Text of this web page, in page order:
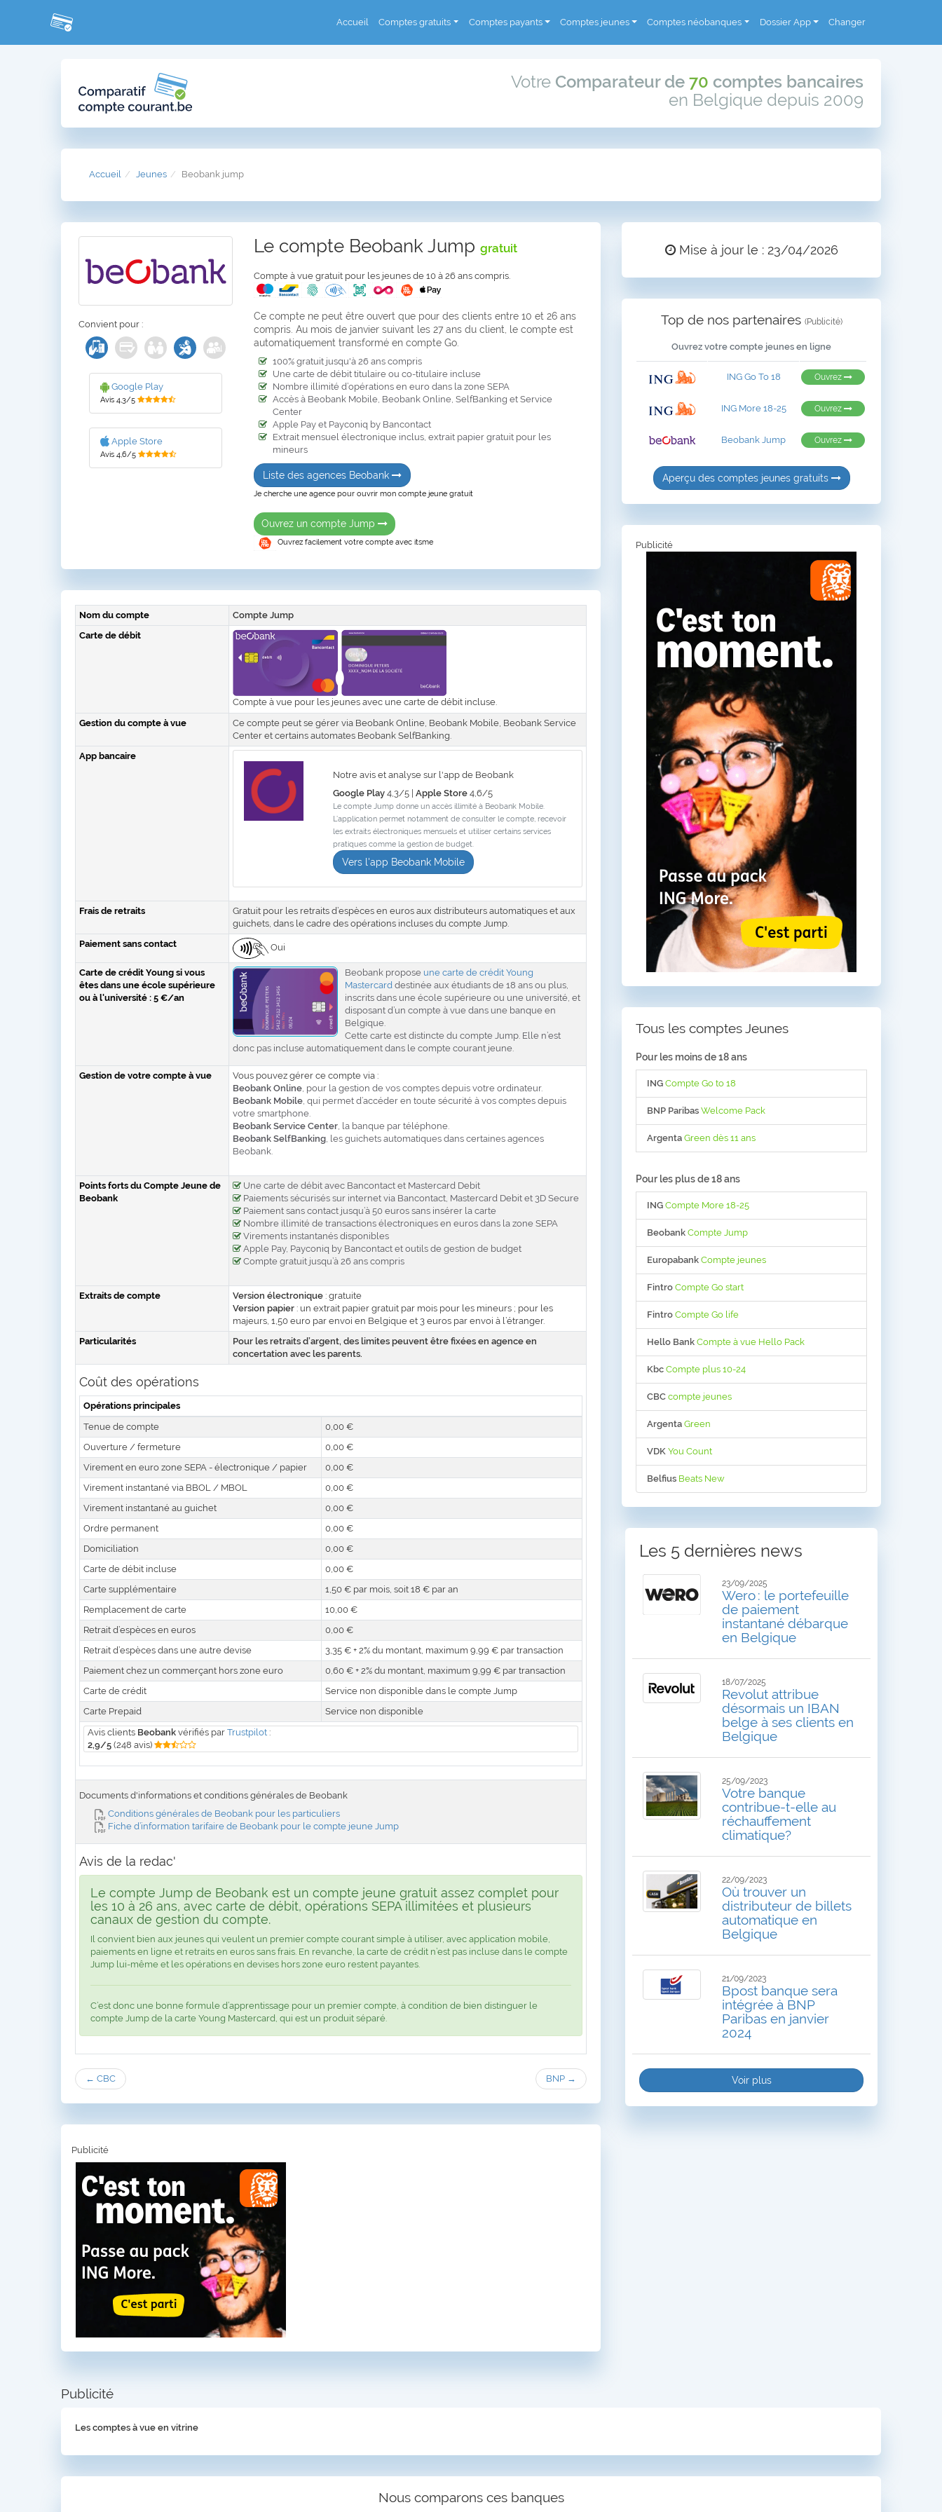
Accueil Comptes gratuits Comptes payants Comptes jeunes Comptes néobanques Dossier App Changer
Votre Comparateur de 70 comptes bancaires
en Belgique depuis 2009
Accueil Jeunes Beobank jump
Convient pour :
Google Play
Avis 4,3/5
Apple Store
Avis 4,6/5
Le compte Beobank Jump gratuit
Compte à vue gratuit pour les jeunes de 10 à 26 ans compris.
Ce compte ne peut être ouvert que pour des clients entre 10 et 26 ans
compris. Au mois de janvier suivant les 27 ans du client, le compte est
automatiquement transformé en compte Go.
100% gratuit jusqu'à 26 ans compris
Une carte de débit titulaire ou co-titulaire incluse
Nombre illimité d’opérations en euro dans la zone SEPA
Accès à Beobank Mobile, Beobank Online, SelfBanking et Service
Center
Apple Pay et Payconiq by Bancontact
Extrait mensuel électronique inclus, extrait papier gratuit pour les
mineurs
Liste des agences Beobank
Je cherche une agence pour ouvrir mon compte jeune gratuit
Ouvrez un compte Jump
Ouvrez facilement votre compte avec itsme
Nom du compte
Compte Jump
Carte de débit
Compte à vue pour les jeunes avec une carte de débit incluse.
Gestion du compte à vue
Ce compte peut se gérer via Beobank Online, Beobank Mobile, Beobank Service
Center et certains automates Beobank SelfBanking.
App bancaire
Notre avis et analyse sur l'app de Beobank
Google Play 4,3/5 |Apple Store 4,6/5
Le compte Jump donne un accès illimité à Beobank Mobile.
L’application permet notamment de consulter le compte, recevoir
les extraits électroniques mensuels et utiliser certains services
pratiques comme la gestion de budget.
Vers l'app Beobank Mobile
Frais de retraits
Gratuit pour les retraits d’espèces en euros aux distributeurs automatiques et aux
guichets, dans le cadre des opérations incluses du compte Jump.
Paiement sans contact
Oui
Carte de crédit Young si vous
êtes dans une école supérieure
ou à l'université : 5 €/an
Beobank propose une carte de crédit Young
Mastercard destinée aux étudiants de 18 ans ou plus,
inscrits dans une école supérieure ou une université, et
disposant d’un compte à vue dans une banque en
Belgique.
Cette carte est distincte du compte Jump. Elle n’est
donc pas incluse automatiquement dans le compte courant jeune.
Gestion de votre compte à vue
Vous pouvez gérer ce compte via :
Beobank Online , pour la gestion de vos comptes depuis votre ordinateur.
Beobank Mobile , qui permet d’accéder en toute sécurité à vos comptes depuis
votre smartphone.
Beobank Service Center , la banque par téléphone.
Beobank SelfBanking , les guichets automatiques dans certaines agences
Beobank.
Points forts du Compte Jeune de
Beobank
Une carte de débit avec Bancontact et Mastercard Debit
Paiements sécurisés sur internet via Bancontact, Mastercard Debit et 3D Secure
Paiement sans contact jusqu’à 50 euros sans insérer la carte
Nombre illimité de transactions électroniques en euros dans la zone SEPA
Virements instantanés disponibles
Apple Pay, Payconiq by Bancontact et outils de gestion de budget
Compte gratuit jusqu’à 26 ans compris
Extraits de compte Version électronique : gratuite
Version papier : un extrait papier gratuit par mois pour les mineurs ; pour les
majeurs, 1,50 euro par envoi en Belgique et 3 euros par envoi à l’étranger.
Particularités
Pour les retraits d’argent, des limites peuvent être fixées en agence en
concertation avec les parents.
Coût des opérations
Opérations principales
Tenue de compte
0,00 €
Ouverture / fermeture
0,00 €
Virement en euro zone SEPA - électronique / papier
0,00 €
Virement instantané via BBOL / MBOL
0,00 €
Virement instantané au guichet
0,00 €
Ordre permanent
0,00 €
Domiciliation
0,00 €
Carte de débit incluse
0,00 €
Carte supplémentaire
1,50 € par mois, soit 18 € par an
Remplacement de carte
10,00 €
Retrait d’espèces en euros
0,00 €
Retrait d’espèces dans une autre devise
3,35 € + 2% du montant, maximum 9,99 € par transaction
Paiement chez un commerçant hors zone euro
0,60 € + 2% du montant, maximum 9,99 € par transaction
Carte de crédit
Service non disponible dans le compte Jump
Carte Prepaid
Service non disponible
Avis clients Beobank vérifiés par Trustpilot :
2,9/5 (248 avis)
Documents d'informations et conditions générales de Beobank
Conditions générales de Beobank pour les particuliers
Fiche d’information tarifaire de Beobank pour le compte jeune Jump
Avis de la redac'
Le compte Jump de Beobank est un compte jeune gratuit assez complet pour
les 10 à 26 ans, avec carte de débit, opérations SEPA illimitées et plusieurs
canaux de gestion du compte.
Il convient bien aux jeunes qui veulent un premier compte courant simple à utiliser, avec application mobile,
paiements en ligne et retraits en euros sans frais. En revanche, la carte de crédit n’est pas incluse dans le compte
Jump lui-même et les opérations en devises hors zone euro restent payantes.
C’est donc une bonne formule d’apprentissage pour un premier compte, à condition de bien distinguer le
compte Jump de la carte Young Mastercard, qui est un produit séparé.
← CBC BNP →
Publicité
Mise à jour le : 23/04/2026
Top de nos partenaires (Publicité)
Ouvrez votre compte jeunes en ligne
ING Go To 18 Ouvrez
ING More 18-25 Ouvrez
Beobank Jump Ouvrez
Aperçu des comptes jeunes gratuits
Publicité
Tous les comptes Jeunes
Pour les moins de 18 ans
ING Compte Go to 18
BNP Paribas Welcome Pack
Argenta Green dès 11 ans
Pour les plus de 18 ans
ING Compte More 18-25
Beobank Compte Jump
Europabank Compte jeunes
Fintro Compte Go start
Fintro Compte Go life
Hello Bank Compte à vue Hello Pack
Kbc Compte plus 10-24
CBC compte jeunes
Argenta Green
VDK You Count
Belfius Beats New
Les 5 dernières news
23/09/2025
Wero : le portefeuille
de paiement
instantané débarque
en Belgique
18/07/2025
Revolut attribue
désormais un IBAN
belge à ses clients en
Belgique
25/09/2023
Votre banque
contribue-t-elle au
réchauffement
climatique?
22/09/2023
Où trouver un
distributeur de billets
automatique en
Belgique
21/09/2023
Bpost banque sera
intégrée à BNP
Paribas en janvier
2024
Voir plus
Publicité
Les comptes à vue en vitrine
Nous comparons ces banques